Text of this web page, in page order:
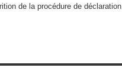
de la procédure de